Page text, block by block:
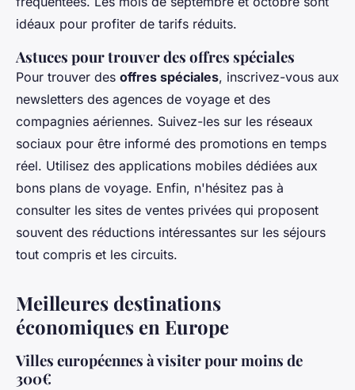
idéaux pour profiter de tarifs réduits.
Astuces pour trouver des offres spéciales
Pour trouver des offres spéciales, inscrivez-vous aux
newsletters des agences de voyage et des
compagnies aériennes. Suivez-les sur les réseaux
sociaux pour être informé des promotions en temps
réel. Utilisez des applications mobiles dédiées aux
bons plans de voyage. Enfin, n'hésitez pas à
consulter les sites de ventes privées qui proposent
souvent des réductions intéressantes sur les séjours
tout compris et les circuits.
Meilleures destinations
économiques en Europe
Villes européennes à visiter pour moins de
300€